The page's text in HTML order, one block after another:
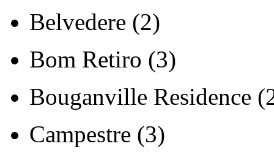
Belvedere (2)
Bom Retiro (3)
Bouganville Residence
Campestre (3)